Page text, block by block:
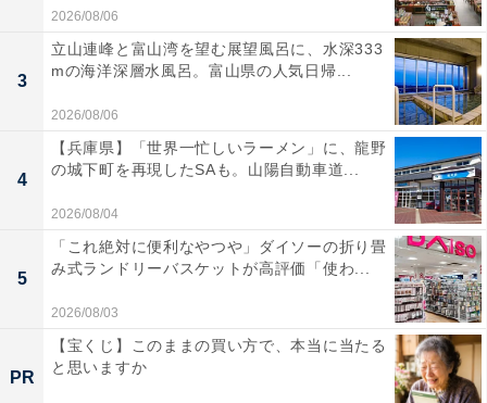
2026/08/06
3
立山連峰と富山湾を望む展望風呂に、水深333
mの海洋深層水風呂。富山県の人気日帰...
2026/08/06
4
【兵庫県】「世界一忙しいラーメン」に、龍野
の城下町を再現したSAも。山陽自動車道...
2026/08/04
5
「これ絶対に便利なやつや」ダイソーの折り畳
み式ランドリーバスケットが高評価「使わ...
2026/08/03
PR
【宝くじ】このままの買い方で、本当に当たる
と思いますか